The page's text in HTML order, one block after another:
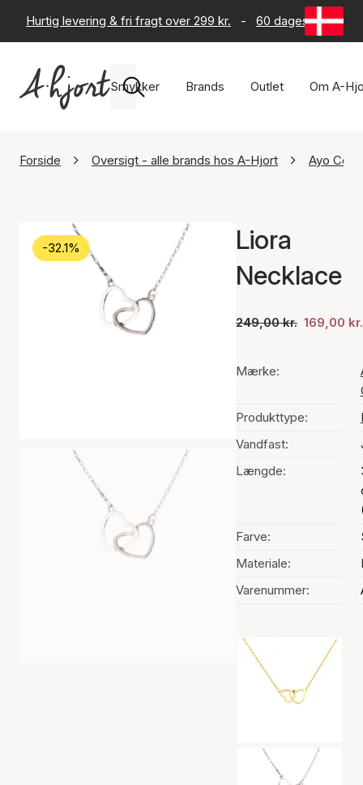
Hurtig levering & fri fragt over 299 kr. - 60 dages returret
Smykker Brands Outlet Om A-
Forside Oversigt - alle brands hos A-Hjort Ayo
-32.1%
Liora
Necklace
249,00 kr. 169,00 kr.
Mærke:
Produkttype:
Vandfast:
Længde:
Farve:
Materiale:
Varenummer:
Valg af farve